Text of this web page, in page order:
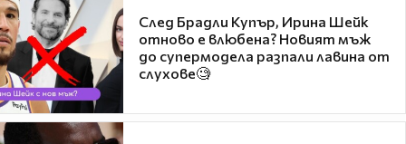
След Брадли Купър, Ирина Шейк
отново е влюбена? Новият мъж
до супермодела разпали лавина от
слухове🧐